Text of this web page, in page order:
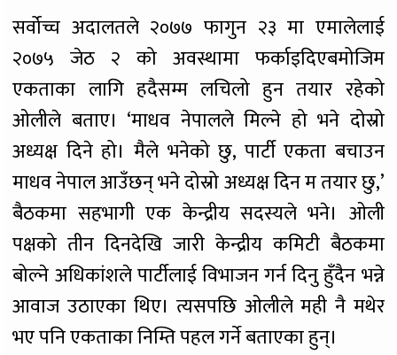
सर्वोच्च अदालतले २०७७ फागुन २३ मा एमालेलाई
२०७५ जेठ २ को अवस्थामा फर्काइदिएबमोजिम
एकताका लागि हदैसम्म लचिलो हुन तयार रहेको
ओलीले बताए। ‘माधव नेपालले मिल्ने हो भने दोस्रो
अध्यक्ष दिने हो। मैले भनेको छु, पार्टी एकता बचाउन
माधव नेपाल आउँछन् भने दोस्रो अध्यक्ष दिन म तयार छु,’
बैठकमा सहभागी एक केन्द्रीय सदस्यले भने। ओली
पक्षको तीन दिनदेखि जारी केन्द्रीय कमिटी बैठकमा
बोल्ने अधिकांशले पार्टीलाई विभाजन गर्न दिनु हुँदैन भन्ने
आवाज उठाएका थिए। त्यसपछि ओलीले मही नै मथेर
भए पनि एकताका निम्ति पहल गर्ने बताएका हुन्।